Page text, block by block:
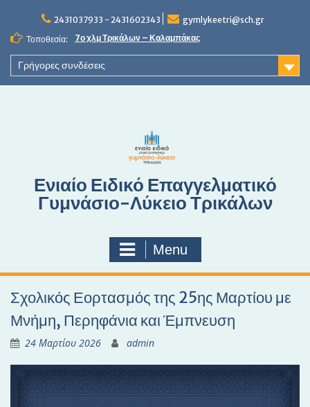
2431037933 - 2431602343
gymlykeetri@sch.gr
Τοποθεσία:
7ο χλμ Τρικάλων – Καλαμπάκας
Γρήγορες συνδέσεις
Ενιαίο Ειδικό Επαγγελματικό
Γυμνάσιο-Λύκειο Τρικάλων
Menu
Σχολικός Εορτασμός της 25ης Μαρτίου με
Μνήμη, Περηφάνια και Έμπνευση
24 Μαρτίου 2026 admin